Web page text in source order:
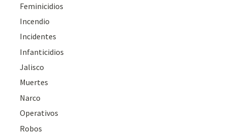
Feminicidios
Incendio
Incidentes
Infanticidios
Jalisco
Muertes
Narco
Operativos
Robos